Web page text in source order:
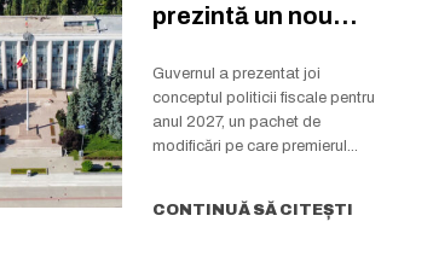
prezintă un nou
Guvernul a prezentat joi
conceptul politicii fiscale pentru
anul 2027, un pachet de
modificări pe care premierul...
CONTINUĂ SĂ CITEȘTI